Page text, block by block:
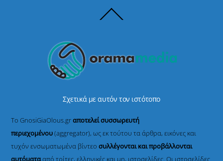
To
Σχετικά με αυτόν τον ιστότοπο
Το GnosiGiaOlous.grαποτελεί συσσωρευτή
περιεχομένου(aggregator), ως εκ τούτου τα άρθρα, εικόνες και
τυχόν ενσωματωμένα βίντεοσυλλέγονται και προβάλλονται
αυτόματααπό τρίτες, ελληνικές και μη, ιστοσελίδες. Οι ιστοσελίδες